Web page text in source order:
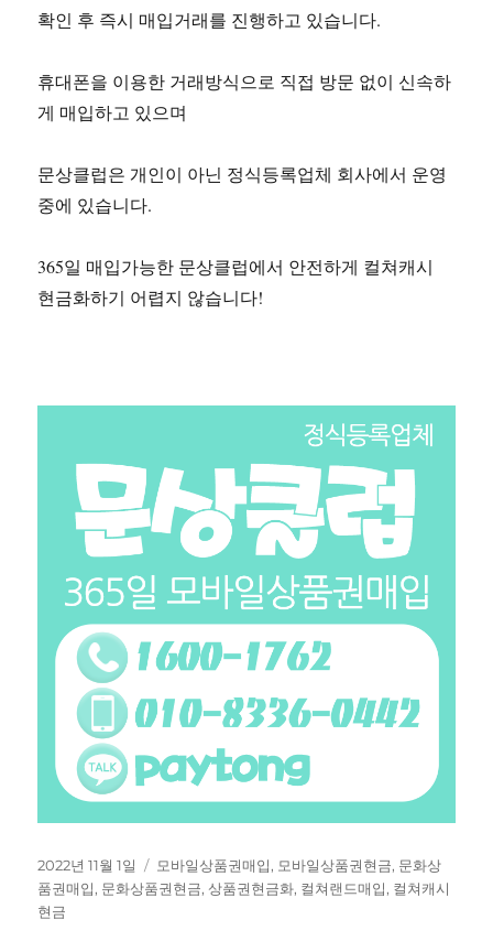
확인 후 즉시 매입거래를 진행하고 있습니다.
휴대폰을 이용한 거래방식으로 직접 방문 없이 신속하
게 매입하고 있으며
문상클럽은 개인이 아닌 정식등록업체 회사에서 운영
중에 있습니다.
365일 매입가능한 문상클럽에서 안전하게 컬쳐캐시
현금화하기 어렵지 않습니다!
작
성
일
2022년 11월 1일
태
그
모바일상품권매입, 모바일상품권현금, 문화상
품권매입, 문화상품권현금,상품권현금화, 컬쳐랜드매입, 컬쳐캐시
현금